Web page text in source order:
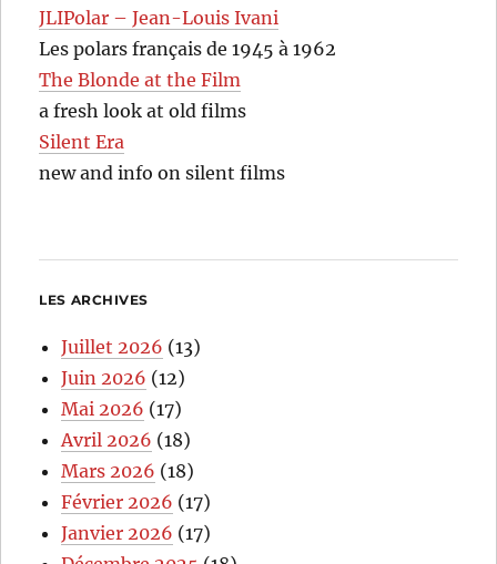
JLIPolar – Jean-Louis Ivani
Les polars français de 1945 à 1962
The Blonde at the Film
a fresh look at old films
Silent Era
new and info on silent films
LES ARCHIVES
Juillet 2026 (13)
Juin 2026 (12)
Mai 2026 (17)
Avril 2026 (18)
Mars 2026 (18)
Février 2026 (17)
Janvier 2026 (17)